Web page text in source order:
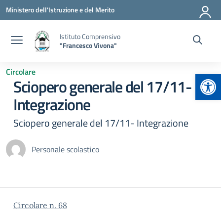
Vai ai contenuti
Vai al menu di navigazione
Vai al footer
Ministero dell'Istruzione e del Merito
Istituto Comprensivo
"Francesco Vivona"
Circolare
Sciopero generale del 17/11-
Integrazione
Sciopero generale del 17/11- Integrazione
Personale scolastico
Circolare n. 68